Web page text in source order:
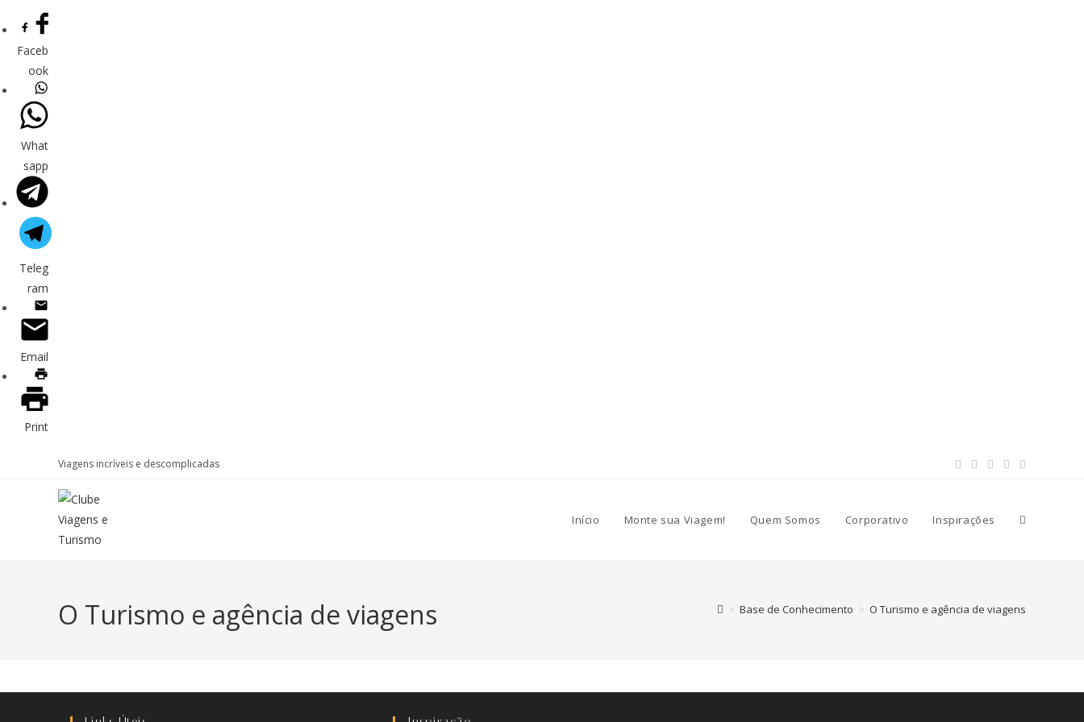
Faceb
ook
What
sapp
Teleg
ram
Email
Print
Viagens incríveis e descomplicadas
Início Monte sua Viagem! Quem Somos Corporativo Inspirações
O Turismo e agência de viagens > Base de Conhecimento > O Turismo e agência de viagens